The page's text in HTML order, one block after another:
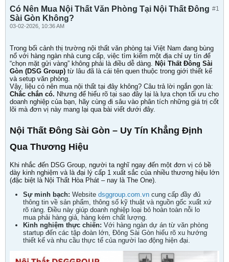
#1
Có Nên Mua Nội Thất Văn Phòng Tại Nội Thất Đông
Sài Gòn Không?
03-02-2026, 10:36 AM
Trong bối cảnh thị trường nội thất văn phòng tại Việt Nam đang bùng
nổ với hàng ngàn nhà cung cấp, việc tìm kiếm một địa chỉ uy tín để
“chọn mặt gửi vàng” không phải là điều dễ dàng. Nội Thất Đông Sài
Gòn (DSG Group) từ lâu đã là cái tên quen thuộc trong giới thiết kế
và setup văn phòng.
Vậy, liệu có nên mua nội thất tại đây không? Câu trả lời ngắn gọn là:
Chắc chắn có. Nhưng để hiểu rõ tại sao đây lại là lựa chọn tối ưu cho
doanh nghiệp của bạn, hãy cùng đi sâu vào phân tích những giá trị cốt
lõi mà đơn vị này mang lại qua bài viết dưới đây.
Nội Thất Đông Sài Gòn – Uy Tín Khẳng Định
Qua Thương Hiệu
Khi nhắc đến DSG Group, người ta nghĩ ngay đến một đơn vị có bề
dày kinh nghiệm và là đại lý cấp 1 xuất sắc của nhiều thương hiệu lớn
(đặc biệt là Nội Thất Hòa Phát – nay là The One).
Sự minh bạch: Website dsggroup.com.vn cung cấp đầy đủ
thông tin về sản phẩm, thông số kỹ thuật và nguồn gốc xuất xứ
rõ ràng. Điều này giúp doanh nghiệp loại bỏ hoàn toàn nỗi lo
mua phải hàng giả, hàng kém chất lượng.
Kinh nghiệm thực chiến: Với hàng ngàn dự án từ văn phòng
startup đến các tập đoàn lớn, Đông Sài Gòn hiểu rõ xu hướng
thiết kế và nhu cầu thực tế của người lao động hiện đại.